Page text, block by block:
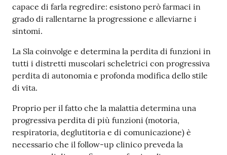
capace di farla regredire: esistono però farmaci in
grado di rallentarne la progressione e alleviarne i
sintomi.
La Sla coinvolge e determina la perdita di funzioni in
tutti i distretti muscolari scheletrici con progressiva
perdita di autonomia e profonda modifica dello stile
di vita.
Proprio per il fatto che la malattia determina una
progressiva perdita di più funzioni (motoria,
respiratoria, deglutitoria e di comunicazione) è
necessario che il follow-up clinico preveda la